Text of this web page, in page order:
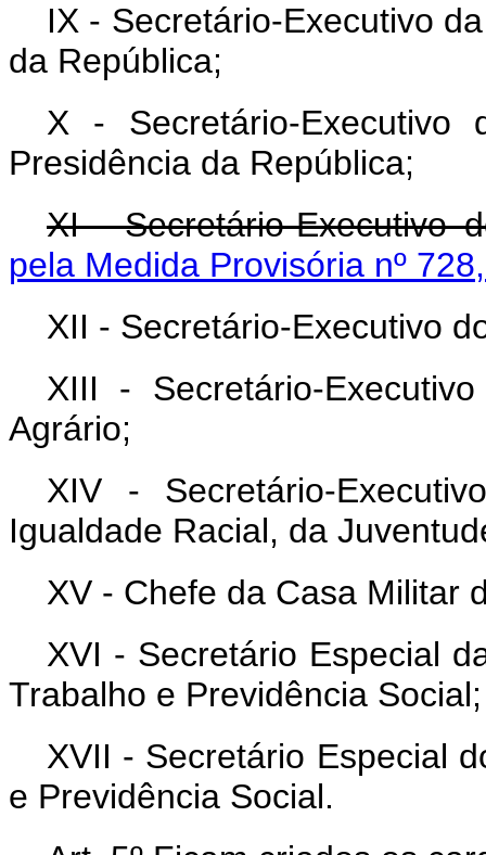
IX - Secretário-Executivo
da República;
X - Secretário-Executivo
Presidência da República;
XI - Secretário-Executivo
pela Medida Provisória nº
XII - Secretário-Executivo
XIII - Secretário-
Agrário;
XIV - Secretário-
Igualdade Racial, da
XV - Chefe da Casa Militar
XVI - Secretário Especial
Trabalho e Previdência
XVII - Secretário Especial
e Previdência Social.